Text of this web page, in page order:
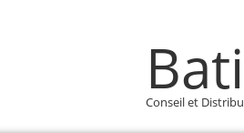
Conseil et